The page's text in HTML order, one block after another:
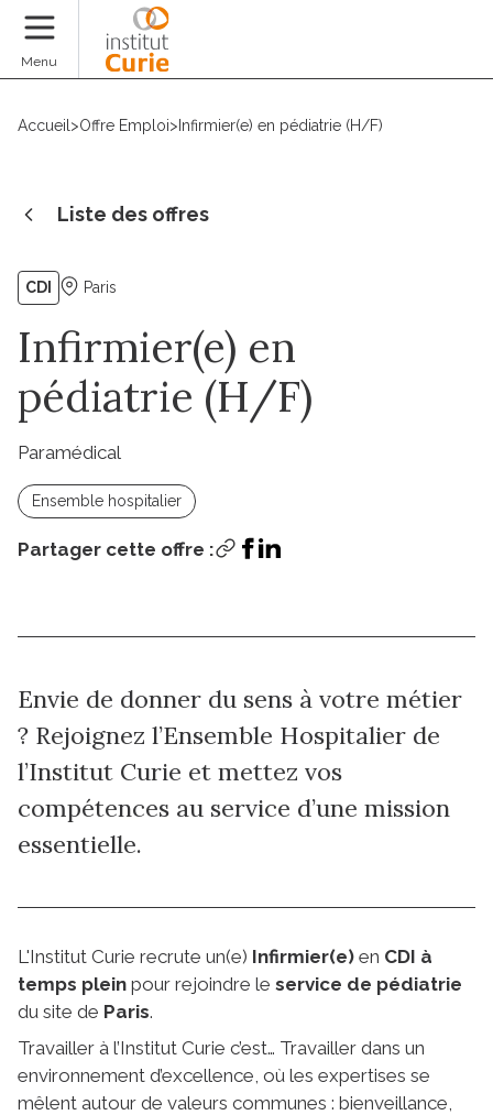
Menu
Accueil >Offre Emploi> Infirmier(e) en pédiatrie (H/F)
Liste des offres
CDI Paris
Infirmier(e) en
pédiatrie (H/F)
Paramédical
Ensemble hospitalier
Partager cette offre :
Envie de donner du sens à votre métier
? Rejoignez l’Ensemble Hospitalier de
l’Institut Curie et mettez vos
compétences au service d’une mission
essentielle.
L'Institut Curie recrute un(e) Infirmier(e) en CDI à
temps plein pour rejoindre le service de pédiatrie
du site de Paris.
Travailler à l’Institut Curie c’est… Travailler dans un
environnement d’excellence, où les expertises se
mêlent autour de valeurs communes : bienveillance,